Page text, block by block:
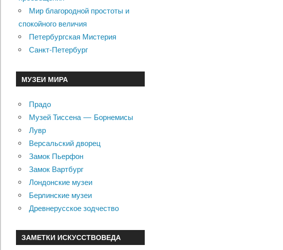
Мир благородной простоты и
спокойного величия
Петербургская Мистерия
Санкт-Петербург
МУЗЕИ МИРА
Прадо
Музей Тиссена — Борнемисы
Лувр
Версальский дворец
Замок Пьерфон
Замок Вартбург
Лондонские музеи
Берлинские музеи
Древнерусское зодчество
ЗАМЕТКИ ИСКУССТВОВЕДА